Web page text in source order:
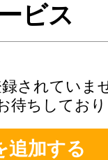
ビス
されていま
待ちしてお
追加する